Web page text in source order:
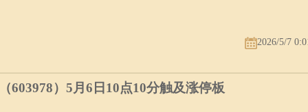
2026/5/7
603978）5月6日10点10分触及涨停板